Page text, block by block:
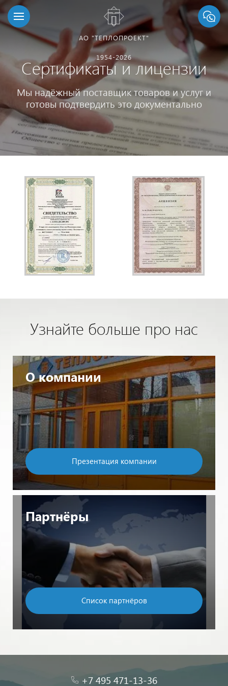
АО "ТЕПЛОПРОЕКТ"
1954-2026
Сертификаты и лицензии
Мы надёжный поставщик товаров и услуг и
готовы подтвердить это документально
Узнайте больше про нас
О компании
Презентация компании
Партнёры
Список партнёров
+7 495 471-13-36